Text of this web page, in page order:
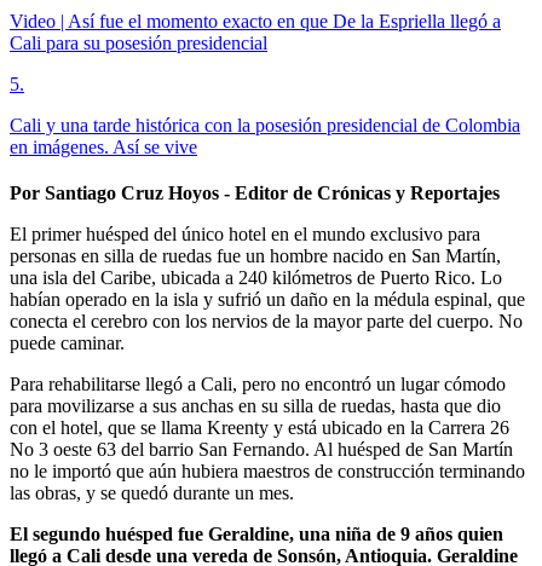
Video | Así fue el momento exacto en que De la Espriella llegó a
Cali para su posesión presidencial
5.
Cali y una tarde histórica con la posesión presidencial de Colombia
en imágenes. Así se vive
Por Santiago Cruz Hoyos - Editor de Crónicas y Reportajes
El primer huésped del único hotel en el mundo exclusivo para
personas en silla de ruedas fue un hombre nacido en San Martín,
una isla del Caribe, ubicada a 240 kilómetros de Puerto Rico. Lo
habían operado en la isla y sufrió un daño en la médula espinal, que
conecta el cerebro con los nervios de la mayor parte del cuerpo. No
puede caminar.
Para rehabilitarse llegó a Cali, pero no encontró un lugar cómodo
para movilizarse a sus anchas en su silla de ruedas, hasta que dio
con el hotel, que se llama Kreenty y está ubicado en la Carrera 26
No 3 oeste 63 del barrio San Fernando. Al huésped de San Martín
no le importó que aún hubiera maestros de construcción terminando
las obras, y se quedó durante un mes.
El segundo huésped fue Geraldine, una niña de 9 años quien
llegó a Cali desde una vereda de Sonsón, Antioquia. Geraldine